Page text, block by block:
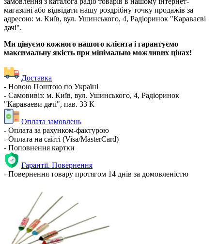
магазині або відвідати нашу роздрібну точку продажів за
адресою: м. Київ, вул. Ушинського, 4, Радіоринок "Караваєві
дачі".
Ми цінуємо кожного нашого клієнта і гарантуємо
максимальну якість при мінімально можливих цінах!
Доставка
- Новою Поштою по Україні
- Самовивіз: м. Київ, вул. Ушинського, 4, Радіоринок
"Караваеви дачі", пав. 33 К
Оплата замовлень
- Оплата за рахунком-фактурою
- Оплата на сайті (Visa/MasterCard)
- Поповнення картки
Гарантії. Повернення
- Повернення товару протягом 14 днів за домовленістю